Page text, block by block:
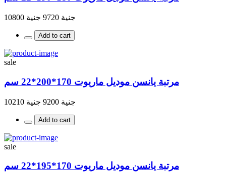
جنية 9720 جنية 10800
Add to cart
sale
مرتبة يانسن موديل ماريوت 170*200*22 سم
جنية 9200 جنية 10210
Add to cart
sale
مرتبة يانسن موديل ماريوت 170*195*22 سم